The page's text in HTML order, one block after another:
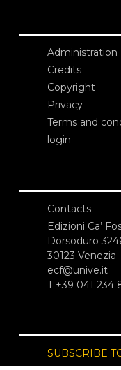
Administration
Credits
Copyright
Privacy
Terms and
login
Contacts
Edizioni Ca’
Dorsoduro
30123 Venezia
ecf@unive.it
T +39 041 234
SUBSCRIBE